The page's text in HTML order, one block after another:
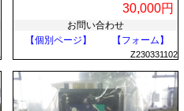
30,000円
お問い合わせ
【個別ページ】
【フォーム】
Z230331102